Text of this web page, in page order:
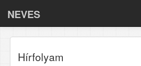
NEVES
Oki kutatások
Hírfolyam